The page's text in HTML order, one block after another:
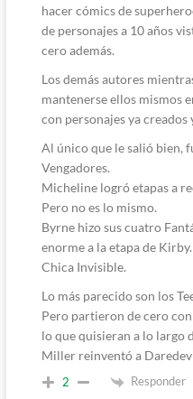
hacer cómics de
de personajes a 10 años
cero además.
Los demás autores
mantenerse ellos mismos
con personajes ya
Al único que le salió bien,
Vengadores.
Micheline logró etapas a
Pero no es lo mismo.
Byrne hizo sus cuatro
enorme a la etapa de
Chica Invisible.
Lo más parecido son los
Pero partieron de cero
lo que quisieran a lo largo
Miller reinventó a
2 Responder